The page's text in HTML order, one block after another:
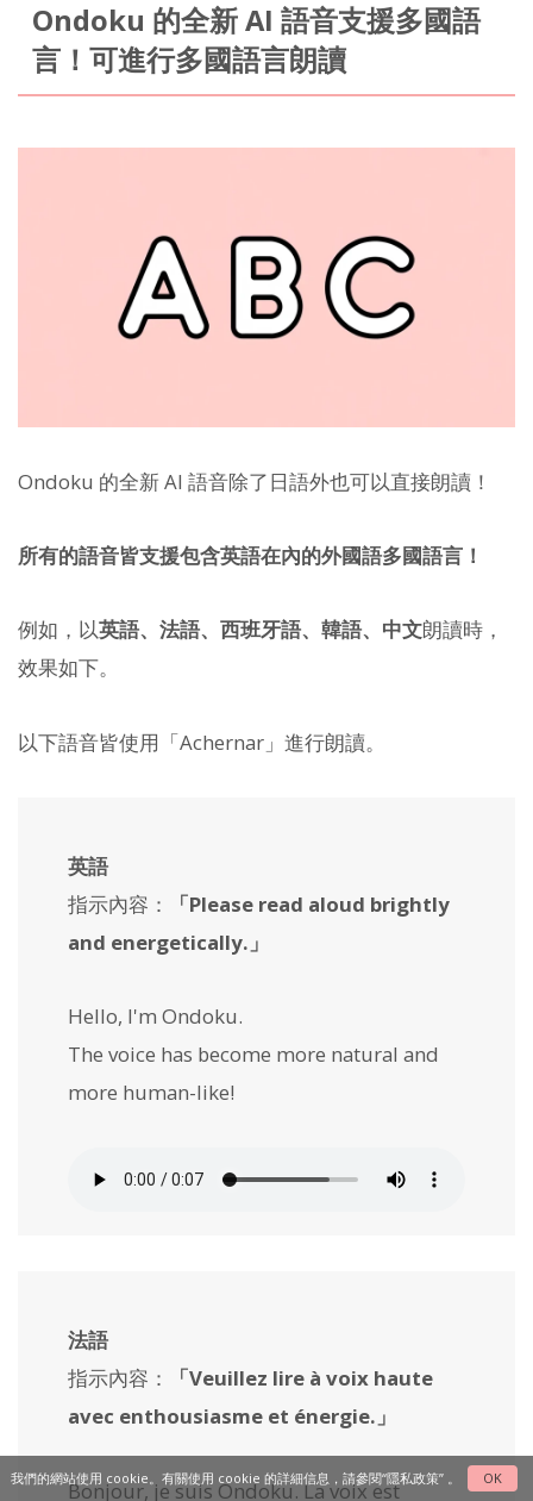
Ondoku 的全新 AI 語音支援多國語
言！可進行多國語言朗讀
Ondoku 的全新 AI 語音除了日語外也可以直接朗讀！
所有的語音皆支援包含英語在內的外國語多國語言！
例如，以英語、法語、西班牙語、韓語、中文朗讀時，
效果如下。
以下語音皆使用「Achernar」進行朗讀。
英語
指示內容：
「Please read aloud brightly
and energetically. 」
Hello, I'm Ondoku.
The voice has become more natural and
more human-like!
法語
指示內容：
「Veuillez lire à voix haute
avec enthousiasme et énergie. 」
Bonjour, je suis Ondoku. La voix est
我們的網站使用 cookie。有關使用 cookie 的詳細信息，請參閱“隱私政策”。 OK